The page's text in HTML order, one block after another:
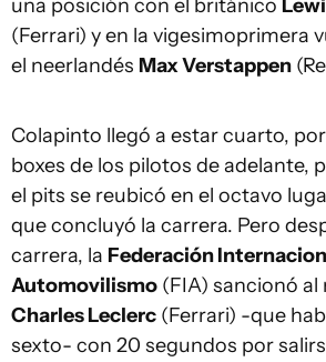
una posición con el británico
(Ferrari) y en la vigesimoprimera
el neerlandés Max Verstappen
Colapinto llegó a estar cuarto,
boxes de los pilotos de adelante,
el pits se reubicó en el octavo
que concluyó la carrera. Pero
carrera, la Federación
Automovilismo (FIA) sancionó
Charles Leclerc (Ferrari) -que
sexto- con 20 segundos por